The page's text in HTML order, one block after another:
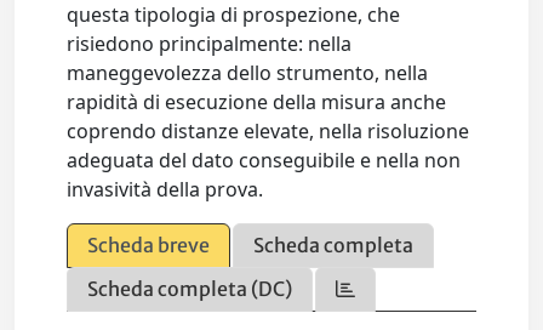
questa tipologia di prospezione, che
risiedono principalmente: nella
maneggevolezza dello strumento, nella
rapidità di esecuzione della misura anche
coprendo distanze elevate, nella risoluzione
adeguata del dato conseguibile e nella non
invasività della prova.
Scheda breve
Scheda completa
Scheda completa (DC)